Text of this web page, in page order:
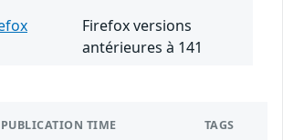
Firefox versions
antérieures à 141
PUBLICATION TIME TAGS